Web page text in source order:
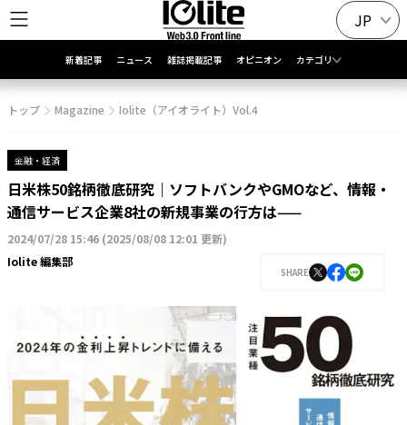
JP
新着記事 ニュース 雑誌掲載記事 オピニオン カテゴリ
トップ Magazine Iolite（アイオライト）Vol.4
金融・経済
日米株50銘柄徹底研究｜ソフトバンクやGMOなど、情報・
通信サービス企業8社の新規事業の行方は——
2024/07/28 15:46 (2025/08/08 12:01 更新)
Iolite 編集部
SHARE